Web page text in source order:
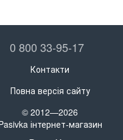
0 800 33-95-17
Контакти
Повна версія сайту
© 2012—2026
інтернет-магазин